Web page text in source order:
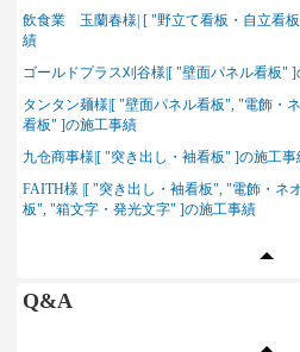
飲食業 玉蘭春様| [ "野立て看板・自立看
績
ゴールドプラス刈谷様|[ "壁面パネル看板"
タンタン麺様|[ "壁面パネル看板", "電飾・
看板" ]の施工事績
九仓商事様|[ "突き出し・袖看板" ]の施工事
FAITH様 |[ "突き出し・袖看板", "電飾・ネ
板", "箱文字・発光文字" ]の施工事績
Q&A